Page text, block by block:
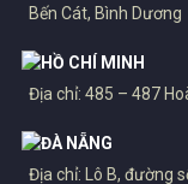
Bến Cát, Bình Dương
HỒ CHÍ MINH
Địa chỉ: 485 – 487
ĐÀ NẴNG
Địa chỉ: Lô B, đường